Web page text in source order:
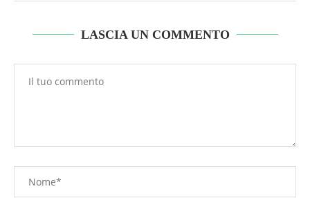
LASCIA UN COMMENTO